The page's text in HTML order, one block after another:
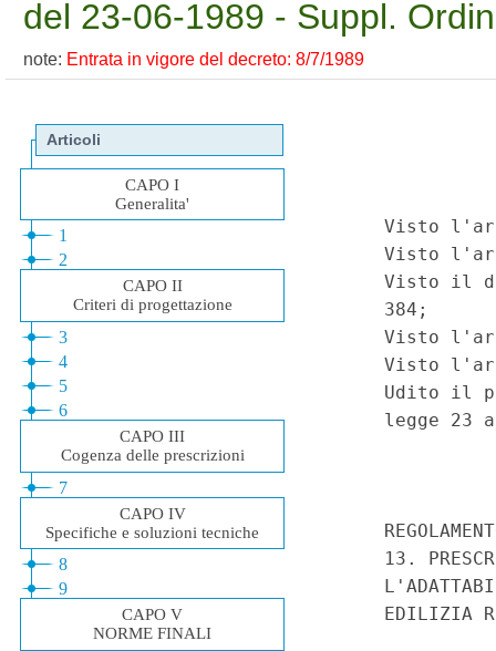
del 23-06-1989 - Suppl.
note: Entrata in vigore del decreto: 8/7/1989